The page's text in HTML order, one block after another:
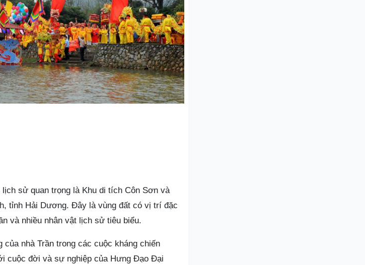
sử quan trọng là Khu di tích Côn Sơn và
tỉnh Hải Dương. Đây là vùng đất có vị trí đặc
và nhiều nhân vật lịch sử tiêu biểu.
nhà Trần trong các cuộc kháng chiến
cuộc đời và sự nghiệp của Hưng Đạo Đại